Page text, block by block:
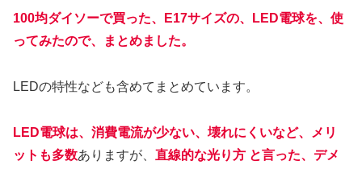
100均ダイソーで買った、E17サイズの、LED電球を、使
ってみたので、まとめました。
LEDの特性なども含めてまとめています。
LED電球は、消費電流が少ない、壊れにくいなど、メリ
ットも多数ありますが、 直線的な光り方 と言った、デメ